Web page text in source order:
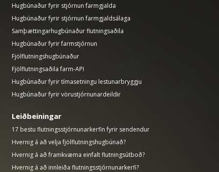
Hugbúnaður fyrir stjórnun farmgjalda
Hugbúnaður fyrir stjórnun farmgjaldsálaga
Samþættingarhugbúnaður flutningsaðila
Hugbúnaður fyrir farmstjórnun
Fjölflutningshugbúnaður
Fjölflutningsaðila farm-API
Hugbúnaður fyrir tímasetningu lestunarbryggju
Hugbúnaður fyrir vörustjórnunardeildir
Leiðbeiningar
17 bestu flutningsstjórnunarkerfin fyrir sendendur
Hvernig á að velja fjölflutningshugbúnað?
Hvernig á að framkvæma einfalt flutningsútboð?
Hvernig á að innleiða flutningsstjórnunarkerfi?